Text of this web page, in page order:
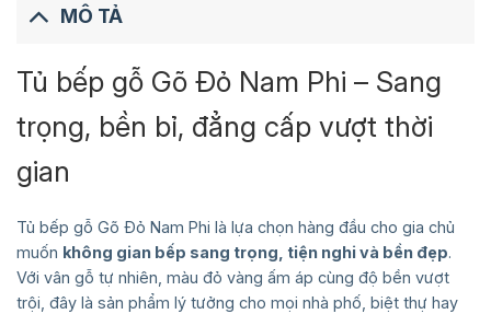
MÔ TẢ
Tủ bếp gỗ Gõ Đỏ Nam Phi – Sang
trọng, bền bỉ, đẳng cấp vượt thời
gian
Tủ bếp gỗ Gõ Đỏ Nam Phi là lựa chọn hàng đầu cho gia chủ
muốn không gian bếp sang trọng, tiện nghi và bền đẹp.
Với vân gỗ tự nhiên, màu đỏ vàng ấm áp cùng độ bền vượt
trội, đây là sản phẩm lý tưởng cho mọi nhà phố, biệt thự hay